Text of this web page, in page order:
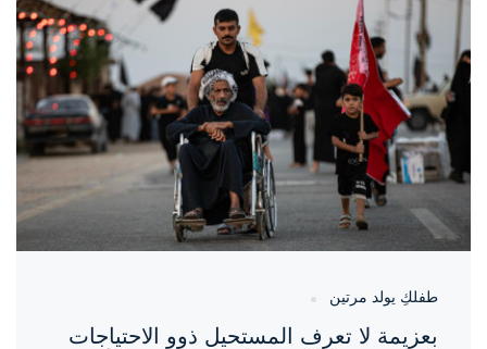
واحة المرأة
منذ 17 ساعة
طفلكِ يولد مرتين
بعزيمة لا تعرف المستحيل ذوو الاحتياجات